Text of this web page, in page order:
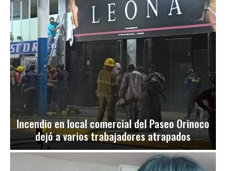
Incendio en local comercial del Paseo Orinoco
dejó a varios trabajadores atrapados